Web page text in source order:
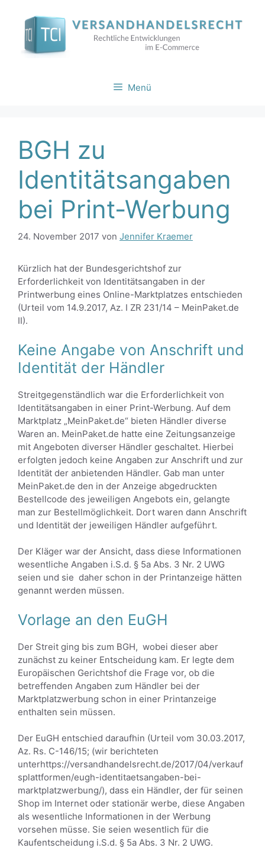
springen
Menü
BGH zu
Identitätsangaben
bei Print-Werbung
24. November 2017 von Jennifer Kraemer
Kürzlich hat der Bundesgerichtshof zur
Erforderlichkeit von Identitätsangaben in der
Printwerbung eines Online-Marktplatzes entschieden
(Urteil vom 14.9.2017, Az. I ZR 231/14 – MeinPaket.de
II).
Keine Angabe von Anschrift und
Identität der Händler
Streitgegenständlich war die Erforderlichkeit von
Identitätsangaben in einer Print-Werbung. Auf dem
Marktplatz „MeinPaket.de“ bieten Händler diverse
Waren an. MeinPaket.de hatte eine Zeitungsanzeige
mit Angeboten diverser Händler geschaltet. Hierbei
erfolgten jedoch keine Angaben zur Anschrift und zur
Identität der anbietenden Händler. Gab man unter
MeinPaket.de den in der Anzeige abgedruckten
Bestellcode des jeweiligen Angebots ein, gelangte
man zur Bestellmöglichkeit. Dort waren dann Anschrift
und Identität der jeweiligen Händler aufgeführt.
Der Kläger war der Ansicht, dass diese Informationen
wesentliche Angaben i.S.d. § 5a Abs. 3 Nr. 2 UWG
seien und sie daher schon in der Printanzeige hätten
genannt werden müssen.
Vorlage an den EuGH
Der Streit ging bis zum BGH, wobei dieser aber
zunächst zu keiner Entscheidung kam. Er legte dem
Europäischen Gerichtshof die Frage vor, ob die
betreffenden Angaben zum Händler bei der
Marktplatzwerbung schon in einer Printanzeige
enthalten sein müssen.
Der EuGH entschied daraufhin (Urteil vom 30.03.2017,
Az. Rs. C-146/15; (wir berichteten
unterhttps://versandhandelsrecht.de/2017/04/verkauf
splattformen/eugh-identitaetsangaben-bei-
marktplatzwerbung/), dass ein Händler, der für seinen
Shop im Internet oder stationär werbe, diese Angaben
als wesentliche Informationen in der Werbung
vorsehen müsse. Sie seien wesentlich für die
Kaufentscheidung i.S.d. § 5a Abs. 3 Nr. 2 UWG.